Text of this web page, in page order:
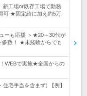
新工場or既存工場で勤務
可 ★固定給に加え約5万
ーも応援 ＞★20～30代が
多数！ ★未経験からでも
WEBで実施★全国からの
宅手当を含まず) 【例】